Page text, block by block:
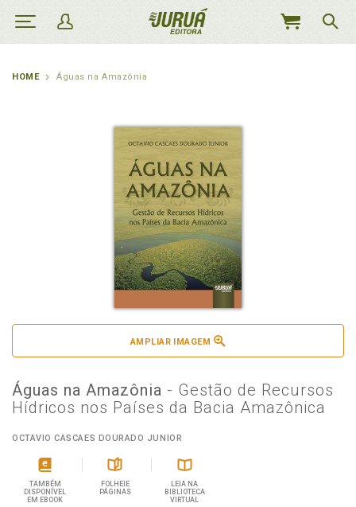
MEU
HOME Águas na Amazônia
AMPLIAR IMAGEM
Águas na Amazônia - Gestão de Recursos
Hídricos nos Países da Bacia Amazônica
OCTAVIO CASCAES DOURADO JUNIOR
TAMBÉM
DISPONÍVEL
EM EBOOK
FOLHEIE
PÁGINAS
LEIA NA
BIBLIOTECA
VIRTUAL